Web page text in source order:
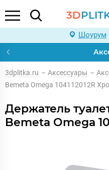
3D
Шоурум
3dplitka.ru – Аксессуары –
Bemeta Omega 104112012R
Держатель
Bemeta Omega